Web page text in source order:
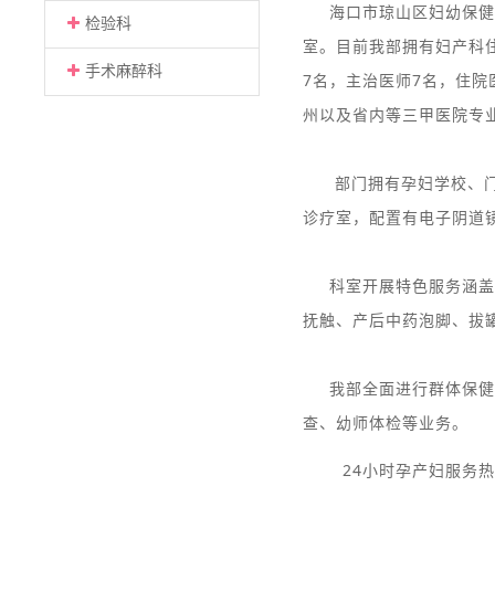
检验科
手术麻醉科
海口市琼山区妇幼保
室。目前我部拥有妇产科
7名，主治医师7名，住
州以及省内等三甲医院专
部门拥有孕妇学校、
诊疗室，配置有电子阴道
科室开展特色服务涵
抚触、产后中药泡脚、拔
我部全面进行群体保
查、幼师体检等业务。
24小时孕产妇服务